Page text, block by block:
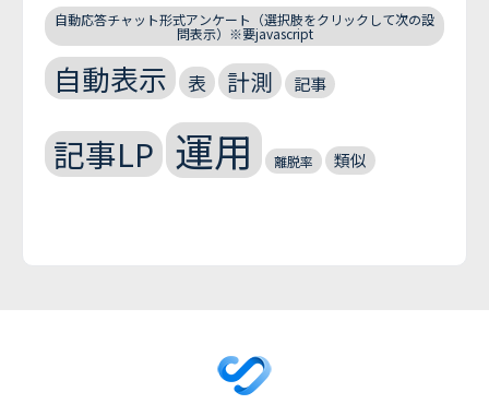
自動応答チャット形式アンケート（選択肢をクリックして次の設
問表示）※要javascript
自動表示 表 計測 記事
記事LP 運用 離脱率 類似